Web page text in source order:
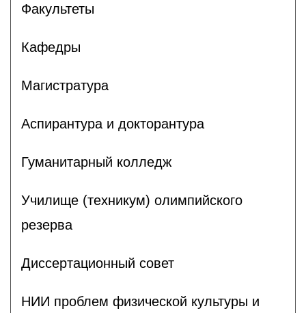
Факультеты
Кафедры
Магистратура
Аспирантура и докторантура
Гуманитарный колледж
Училище (техникум) олимпийского
резерва
Диссертационный совет
НИИ проблем физической культуры и